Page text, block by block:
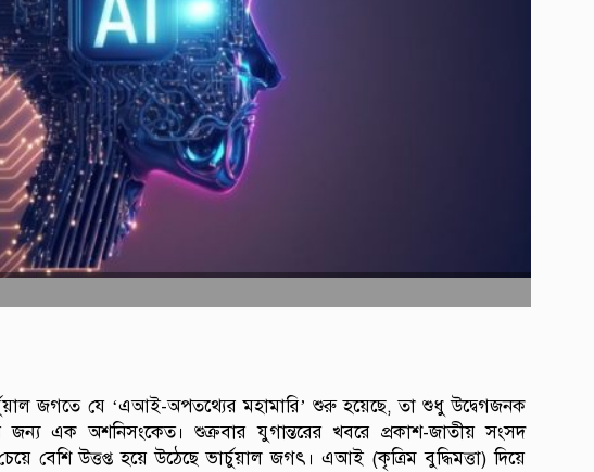
জগতে যে ‘এআই-অপতথ্যের মহামারি’ শুরু হয়েছে, তা শুধু উদ্বেগজনক
জন্য এক অশনিসংকেত। শুক্রবার যুগান্তরের খবরে প্রকাশ-জাতীয় সংসদ
বেশি উত্তপ্ত হয়ে উঠেছে ভার্চুয়াল জগৎ। এআই (কৃত্রিম বুদ্ধিমত্তা) দিয়ে